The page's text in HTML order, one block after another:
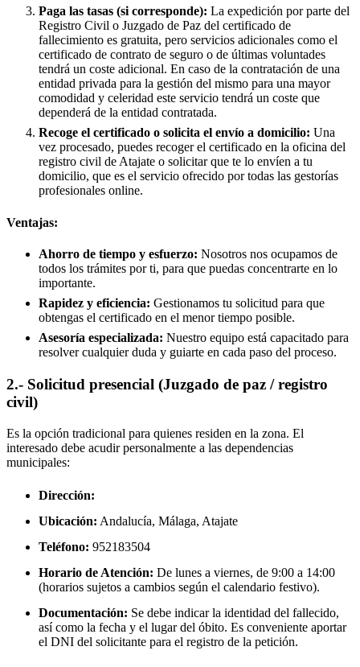
Paga las tasas (si corresponde): La expedición por parte del
Registro Civil o Juzgado de Paz del certificado de
fallecimiento es gratuita, pero servicios adicionales como el
certificado de contrato de seguro o de últimas voluntades
tendrá un coste adicional. En caso de la contratación de una
entidad privada para la gestión del mismo para una mayor
comodidad y celeridad este servicio tendrá un coste que
dependerá de la entidad contratada.
Recoge el certificado o solicita el envío a domicilio: Una
vez procesado, puedes recoger el certificado en la oficina del
registro civil deAtajate o solicitar que te lo envíen a tu
domicilio, que es el servicio ofrecido por todas las gestorías
profesionales online.
Ventajas:
Ahorro de tiempo y esfuerzo: Nosotros nos ocupamos de
todos los trámites por ti, para que puedas concentrarte en lo
importante.
Rapidez y eficiencia: Gestionamos tu solicitud para que
obtengas el certificado en el menor tiempo posible.
Asesoría especializada: Nuestro equipo está capacitado para
resolver cualquier duda y guiarte en cada paso del proceso.
2.- Solicitud presencial (Juzgado de paz / registro
civil)
Es la opción tradicional para quienes residen en la zona. El
interesado debe acudir personalmente a las dependencias
municipales:
Dirección:
Ubicación: Andalucía, Málaga, Atajate
Teléfono: 952183504
Horario de Atención: De lunes a viernes, de 9:00 a 14:00
(horarios sujetos a cambios según el calendario festivo).
Documentación: Se debe indicar la identidad del fallecido,
así como la fecha y el lugar del óbito. Es conveniente aportar
el DNI del solicitante para el registro de la petición.